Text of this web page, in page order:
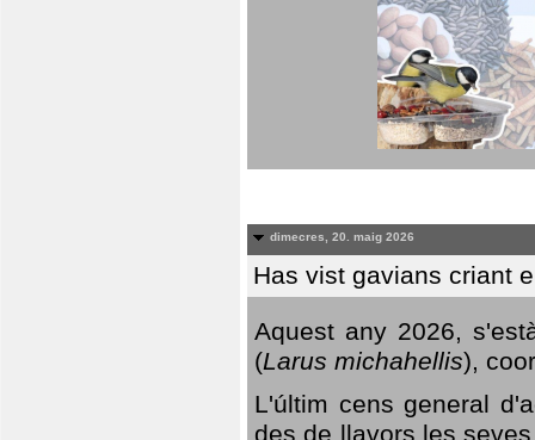
dimecres, 20. maig 2026
Has vist gavians criant
Aquest any 2026,
(Larus michahellis),
L'últim cens general
des de llavors les